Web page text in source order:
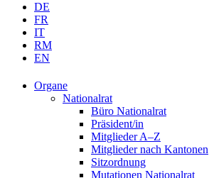
DE
FR
IT
RM
EN
Organe
Nationalrat
Büro Nationalrat
Präsident/in
Mitglieder A–Z
Mitglieder nach Kantonen
Sitzordnung
Mutationen Nationalrat